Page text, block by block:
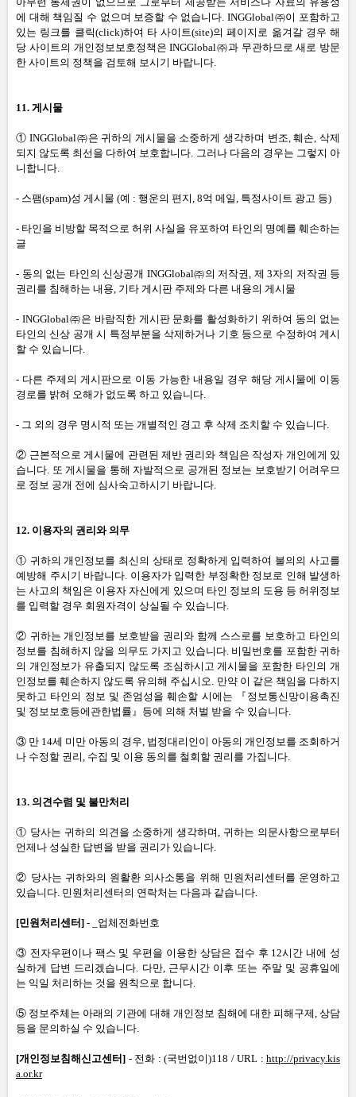
에 대해 책임질 수 없으며 보증할 수 없습니다.INGGlobal㈜이 포함하고
있는 링크를 클릭(click)하여 타 사이트(site)의 페이지로 옮겨갈 경우 해
당 사이트의 개인정보보호정책은 INGGlobal㈜과 무관하므로 새로 방문
한 사이트의 정책을 검토해 보시기 바랍니다.
11. 게시물
① INGGlobal㈜은 귀하의 게시물을 소중하게 생각하며 변조,훼손,삭제
되지 않도록 최선을 다하여 보호합니다. 그러나 다음의 경우는 그렇지 아
니합니다.
- 스팸(spam)성 게시물 (예 : 행운의 편지, 8억 메일, 특정사이트 광고 등)
- 타인을 비방할 목적으로 허위 사실을 유포하여 타인의 명예를 훼손하는
글
- 동의 없는 타인의 신상공개 INGGlobal㈜의 저작권, 제 3자의 저작권 등
권리를 침해하는 내용, 기타 게시판 주제와 다른 내용의 게시물
- INGGlobal㈜은 바람직한 게시판 문화를 활성화하기 위하여 동의 없는
타인의 신상 공개 시 특정부분을 삭제하거나 기호 등으로 수정하여 게시
할 수 있습니다.
- 다른 주제의 게시판으로 이동 가능한 내용일 경우 해당 게시물에 이동
경로를 밝혀 오해가 없도록 하고 있습니다.
- 그 외의 경우 명시적 또는 개별적인 경고 후 삭제 조치할 수 있습니다.
② 근본적으로 게시물에 관련된 제반 권리와 책임은 작성자 개인에게 있
습니다. 또 게시물을 통해 자발적으로 공개된 정보는 보호받기 어려우므
로 정보 공개 전에 심사숙고하시기 바랍니다.
12. 이용자의 권리와 의무
① 귀하의 개인정보를 최신의 상태로 정확하게 입력하여 불의의 사고를
예방해 주시기 바랍니다. 이용자가 입력한 부정확한 정보로 인해 발생하
는 사고의 책임은 이용자 자신에게 있으며 타인 정보의 도용 등 허위정보
를 입력할 경우 회원자격이 상실될 수 있습니다.
② 귀하는 개인정보를 보호받을 권리와 함께 스스로를 보호하고 타인의
정보를 침해하지 않을 의무도 가지고 있습니다. 비밀번호를 포함한 귀하
의 개인정보가 유출되지 않도록 조심하시고 게시물을 포함한 타인의 개
인정보를 훼손하지 않도록 유의해 주십시오. 만약 이 같은 책임을 다하지
못하고 타인의 정보 및 존엄성을 훼손할 시에는 『정보통신망이용촉진
및 정보보호등에관한법률』등에 의해 처벌 받을 수 있습니다.
③ 만 14세 미만 아동의 경우, 법정대리인이 아동의 개인정보를 조회하거
나 수정할 권리, 수집 및 이용 동의를 철회할 권리를 가집니다.
13. 의견수렴 및 불만처리
① 당사는 귀하의 의견을 소중하게 생각하며,귀하는 의문사항으로부터
언제나 성실한 답변을 받을 권리가 있습니다.
② 당사는 귀하와의 원활환 의사소통을 위해 민원처리센터를 운영하고
있습니다. 민원처리센터의 연락처는 다음과 같습니다.
[민원처리센터 ] - _ 업체전화번호
③ 전자우편이나 팩스 및 우편을 이용한 상담은 접수 후 12시간 내에 성
실하게 답변 드리겠습니다. 다만, 근무시간 이후 또는 주말 및 공휴일에
는 익일 처리하는 것을 원칙으로 합니다.
⑤ 정보주체는 아래의 기관에 대해 개인정보 침해에 대한 피해구제,상담
등을 문의하실 수 있습니다.
[개인정보침해신고센터 ] - 전화 : (국번없이)118 / URL : http://privacy.kis
a.or.kr